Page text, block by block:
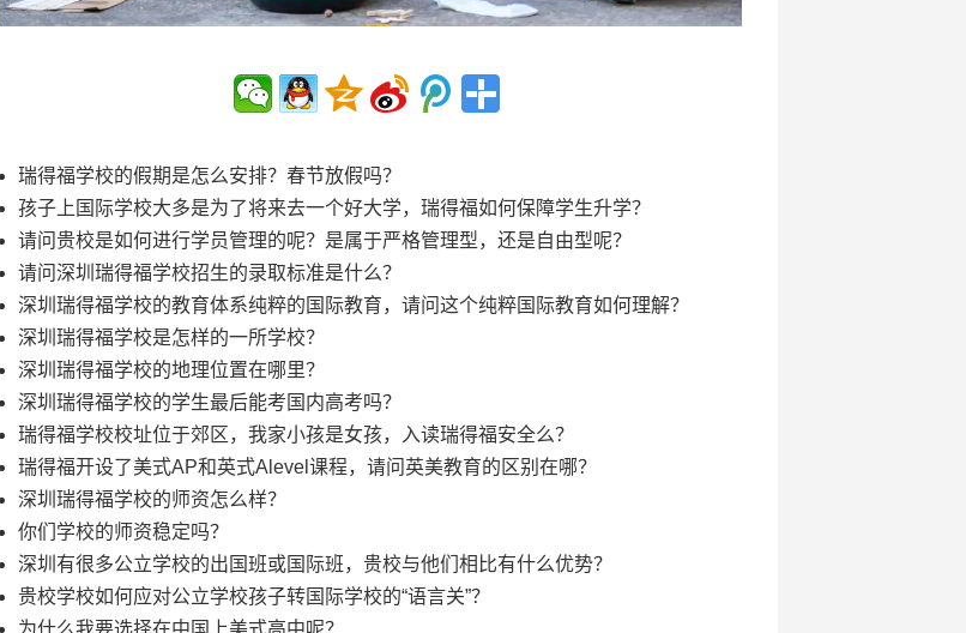
瑞得福学校的假期是怎么安排？春节放假吗？
孩子上国际学校大多是为了将来去一个好大学，瑞得福如何保障学生升学？
请问贵校是如何进行学员管理的呢？是属于严格管理型，还是自由型呢？
请问深圳瑞得福学校招生的录取标准是什么？
深圳瑞得福学校的教育体系纯粹的国际教育，请问这个纯粹国际教育如何理解？
深圳瑞得福学校是怎样的一所学校？
深圳瑞得福学校的地理位置在哪里？
深圳瑞得福学校的学生最后能考国内高考吗？
瑞得福学校校址位于郊区，我家小孩是女孩，入读瑞得福安全么？
瑞得福开设了美式AP和英式Alevel课程，请问英美教育的区别在哪？
深圳瑞得福学校的师资怎么样？
你们学校的师资稳定吗？
深圳有很多公立学校的出国班或国际班，贵校与他们相比有什么优势？
贵校学校如何应对公立学校孩子转国际学校的“语言关”？
为什么我要选择在中国上美式高中呢？